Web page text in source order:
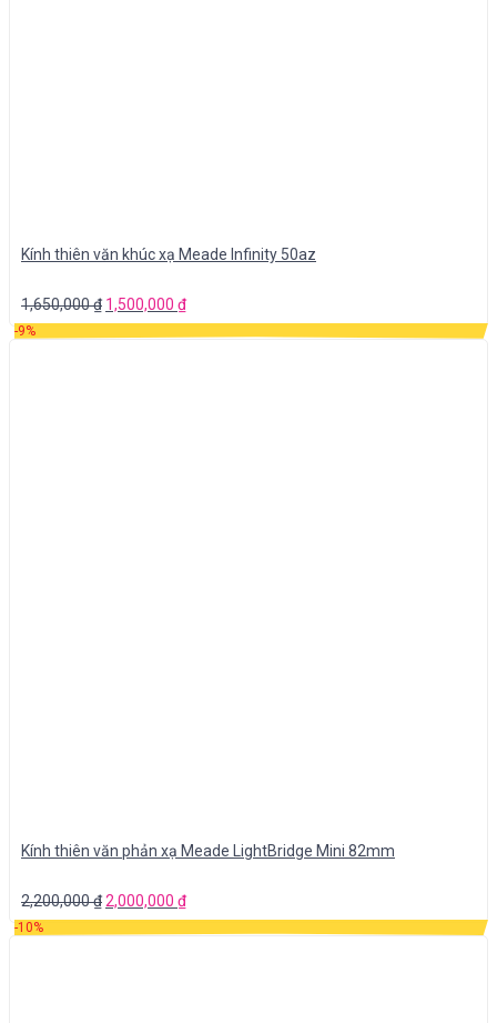
Kính thiên văn khúc xạ Meade Infinity 50az
1,650,000₫ 1,500,000 ₫
-9%
Kính thiên văn phản xạ Meade LightBridge Mini 82mm
2,200,000₫2,000,000 ₫
-10%